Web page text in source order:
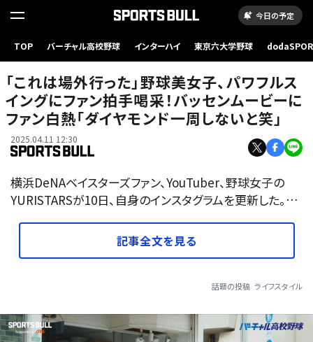
今日の予定
TOP バーチャル高校野球 インターハイ 東京六大学野球
「これは場外行った」野球美女子、パワフルス
イングにファン拍手喝采！バッセンムービーに
ファン白熱「ダイヤモンド一周しないと笑」
2025.04.11 12:30
横浜DeNAベイスターズファン、YouTuber、野球女子の
YURISTARSが10日、自身のインスタグラムを更新した。…
記事全文を見る
話題の投稿 ライフスタイル